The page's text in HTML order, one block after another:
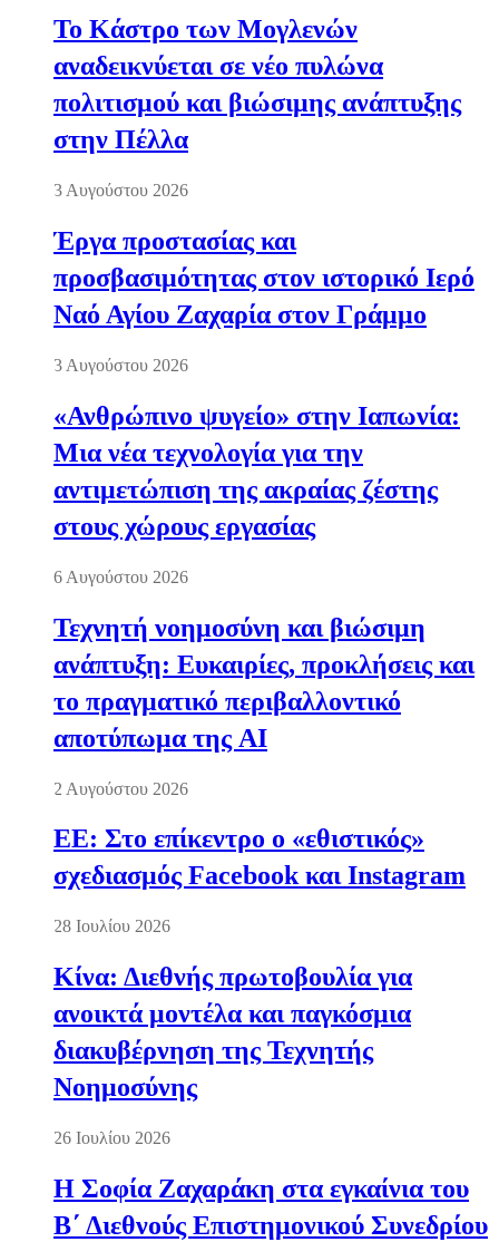
Το Κάστρο των Μογλενών
αναδεικνύεται σε νέο πυλώνα
πολιτισμού και βιώσιμης ανάπτυξης
στην Πέλλα
3 Αυγούστου 2026
Έργα προστασίας και
προσβασιμότητας στον ιστορικό Ιερό
Ναό Αγίου Ζαχαρία στον Γράμμο
3 Αυγούστου 2026
«Ανθρώπινο ψυγείο» στην Ιαπωνία:
Μια νέα τεχνολογία για την
αντιμετώπιση της ακραίας ζέστης
στους χώρους εργασίας
6 Αυγούστου 2026
Τεχνητή νοημοσύνη και βιώσιμη
ανάπτυξη: Ευκαιρίες, προκλήσεις και
το πραγματικό περιβαλλοντικό
αποτύπωμα της AI
2 Αυγούστου 2026
ΕΕ: Στο επίκεντρο ο «εθιστικός»
σχεδιασμός Facebook και Instagram
28 Ιουλίου 2026
Κίνα: Διεθνής πρωτοβουλία για
ανοικτά μοντέλα και παγκόσμια
διακυβέρνηση της Τεχνητής
Νοημοσύνης
26 Ιουλίου 2026
Η Σοφία Ζαχαράκη στα εγκαίνια του
Β΄ Διεθνούς Επιστημονικού Συνεδρίου